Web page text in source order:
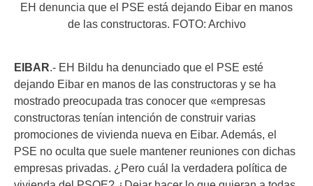
EH denuncia que el PSE está dejando Eibar en manos
de las constructoras. FOTO: Archivo
EIBAR.- EH Bildu ha denunciado que el PSE esté
dejando Eibar en manos de las constructoras y se ha
mostrado preocupada tras conocer que «empresas
constructoras tenían intención de construir varias
promociones de vivienda nueva en Eibar. Además, el
PSE no oculta que suele mantener reuniones con dichas
empresas privadas. ¿Pero cuál la verdadera política de